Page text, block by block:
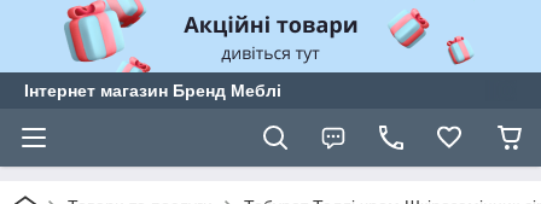
Інтернет магазин Бренд Меблі